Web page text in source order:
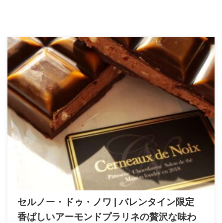
セルノー・ドゥ・ノワ | バレンタイン限定
香ばしいアーモンドプラリネの贅沢な味わ